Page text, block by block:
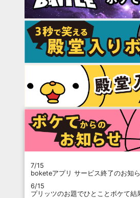
7/15
boketeアプリ サービス終了のお知
6/15
プリッツのお題でひとことボケて結